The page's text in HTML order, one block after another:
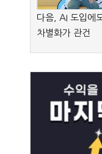
다음, AI 도입에
차별화가 관건